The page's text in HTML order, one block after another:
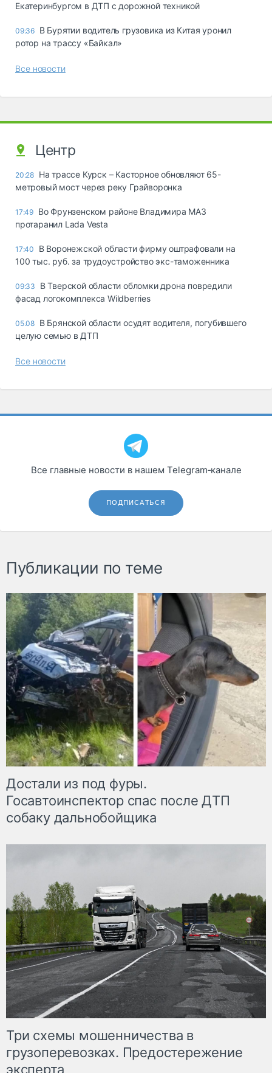
Екатеринбургом в ДТП с дорожной техникой
09:36 В Бурятии водитель грузовика из Китая уронил
ротор на трассу «Байкал»
Все новости
Центр
20:28 На трассе Курск – Касторное обновляют 65-
метровый мост через реку Грайворонка
17:49 Во Фрунзенском районе Владимира МАЗ
протаранил Lada Vesta
17:40
В Воронежской области фирму оштрафовали на
100 тыс. руб. за трудоустройство экс-таможенника
09:33
В Тверской области обломки дрона повредили
фасад логокомплекса Wildberries
05.08 В Брянской области осудят водителя, погубившего
целую семью в ДТП
Все новости
Все главные новости в нашем Telegram‑канале
ПОДПИСАТЬСЯ
Публикации по теме
Достали из под фуры.
Госавтоинспектор спас после ДТП
собаку дальнобойщика
Три схемы мошенничества в
грузоперевозках. Предостережение
эксперта